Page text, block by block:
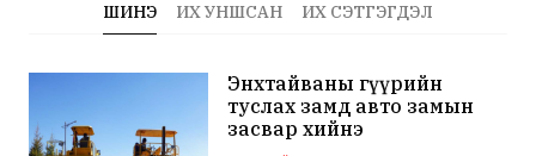
ШИНЭ ИХ УНШСАН ИХ СЭТГЭГДЭЛ
Энхтайваны гүүрийн
туслах замд авто замын
засвар хийнэ